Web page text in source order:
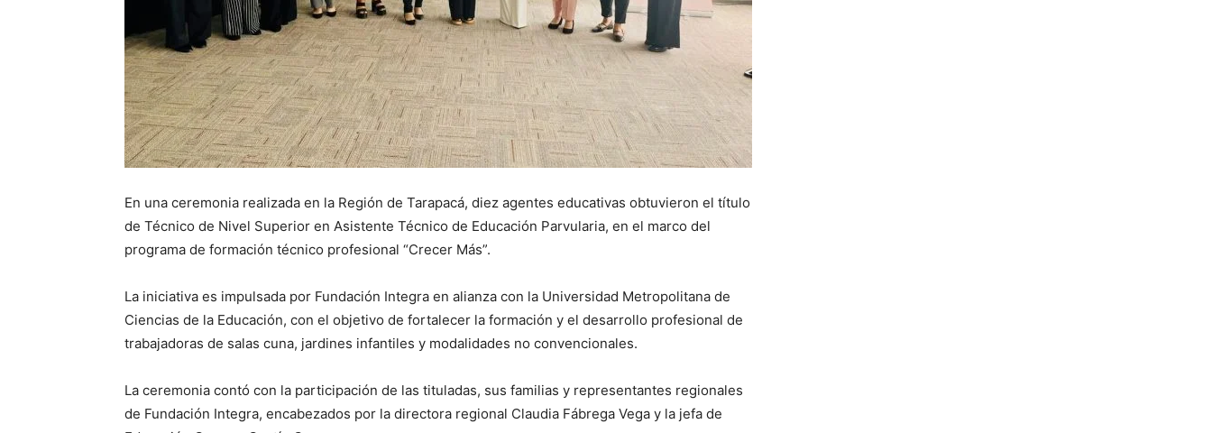
En una ceremonia realizada en la Región de Tarapacá, diez agentes educativas obtuvieron el título
de Técnico de Nivel Superior en Asistente Técnico de Educación Parvularia, en el marco del
programa de formación técnico profesional “Crecer Más”.
La iniciativa es impulsada por Fundación Integra en alianza con la Universidad Metropolitana de
Ciencias de la Educación, con el objetivo de fortalecer la formación y el desarrollo profesional de
trabajadoras de salas cuna, jardines infantiles y modalidades no convencionales.
La ceremonia contó con la participación de las tituladas, sus familias y representantes regionales
de Fundación Integra, encabezados por la directora regional Claudia Fábrega Vega y la jefa de